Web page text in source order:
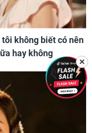
không biết có nên
hay không
✕